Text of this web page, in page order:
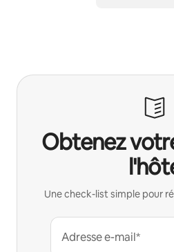
Obtenez
Une check-list simple pour
Adresse e-mail*